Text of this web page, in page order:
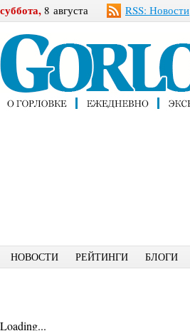
суббота, 8 августа RSS: Новости
НОВОСТИ РЕЙТИНГИ БЛОГИ
Loading...